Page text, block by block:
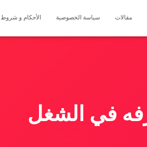
مقالات سياسة الخصوصية الأحكام و شروط
في الشغل